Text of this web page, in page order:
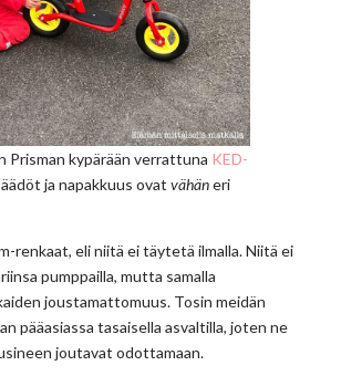
Prisman kypärään verrattuna KED-
ja napakkuus ovatvähäneri
renkaat, eli niitä ei täytetä ilmalla. Niitä ei
pumppailla, mutta samalla
joustamattomuus. Tosin meidän
pääasiassa tasaisella asvaltilla, joten ne
joutavat odottamaan.